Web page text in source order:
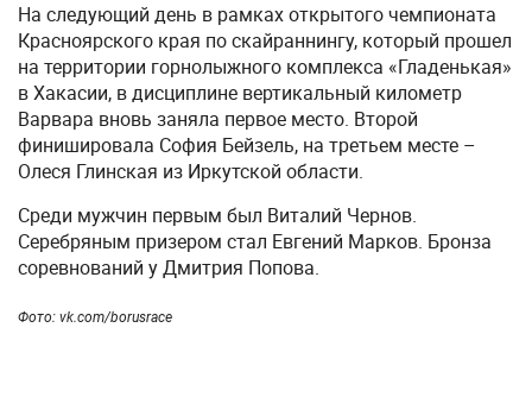
На следующий день в рамках открытого чемпионата
Красноярского края по скайраннингу, который прошел
на территории горнолыжного комплекса «Гладенькая»
в Хакасии, в дисциплине вертикальный километр
Варвара вновь заняла первое место. Второй
финишировала София Бейзель, на третьем месте –
Олеся Глинская из Иркутской области.
Среди мужчин первым был Виталий Чернов.
Серебряным призером стал Евгений Марков. Бронза
соревнований у Дмитрия Попова.
Фото: vk.com/borusrace